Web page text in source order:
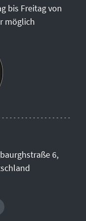
bis Freitag von
möglich
6,